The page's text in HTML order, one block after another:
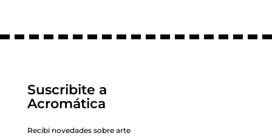
Suscribite a
Acromática
Recibí novedades sobre arte